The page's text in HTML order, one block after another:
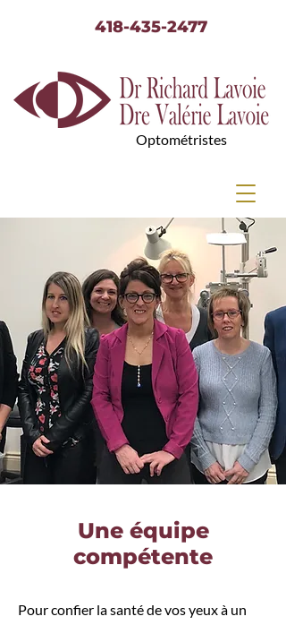
418-435-2477
Optométristes
Une équipe
compétente
Pour confier la santé de vos yeux à un